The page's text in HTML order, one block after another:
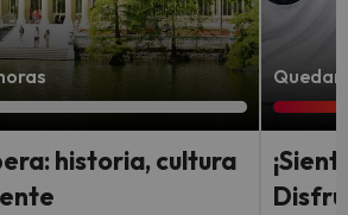
historia, cultura